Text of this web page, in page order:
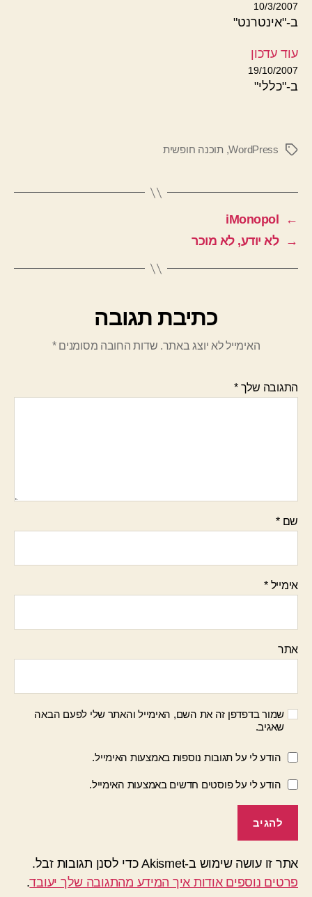
10/3/2007
ב-"אינטרנט"
עוד עדכון
19/10/2007
ב-"כללי"
תגיותWordPress
, תוכנה חופשית
←
iMonopol
→
לא יודע, לא מוכר
כתיבת תגובה
האימייל לא יוצג באתר. שדות החובה מסומנים*
התגובה שלך*
שם*
אימייל*
אתר
שמור בדפדפן זה את השם, האימייל והאתר שלי לפעם הבאה
שאגיב.
הודע לי על תגובות נוספות באמצעות האימייל.
הודע לי על פוסטים חדשים באמצעות האימייל.
אתר זו עושה שימוש ב-Akismet כדי לסנן תגובות זבל.
פרטים נוספים אודות איך המידע מהתגובה שלך יעובד.